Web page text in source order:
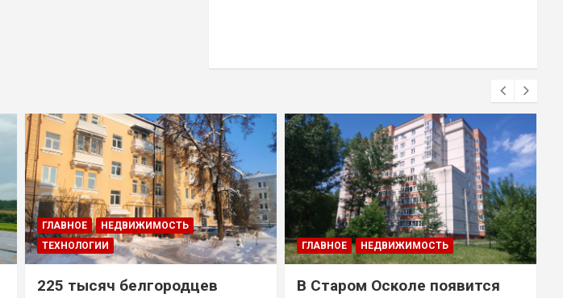
ГЛАВНОЕ
НЕДВИЖИМОСТЬ
ТЕХНОЛОГИИ
225 тысяч белгородцев
ГЛАВНОЕ НЕДВИЖИМОСТЬ
В Старом Осколе появится